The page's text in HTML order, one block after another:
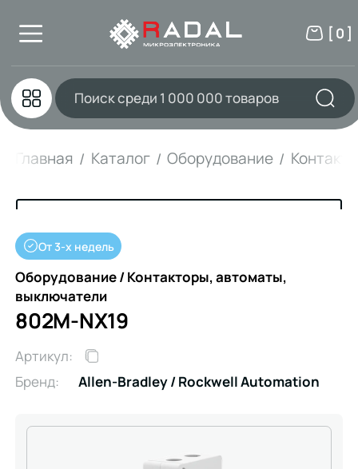
[ 0 ]
Главная Каталог Оборудование
От 3-х недель
Оборудование / Контакторы, автоматы,
выключатели
802M-NX19
Артикул:
Бренд:
Allen-Bradley / Rockwell Automation